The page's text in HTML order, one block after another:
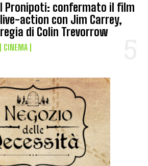
I Pronipoti: confermato il film
live-action con Jim Carrey,
regia di Colin Trevorrow
CINEMA